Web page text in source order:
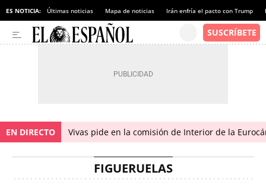
ES NOTICIA: Últimas noticias Mapa de noticias Irán enfría el pacto con Trump
EN DIRECTO Vivas pide en la comisión de Interior de la
FIGUERUELAS